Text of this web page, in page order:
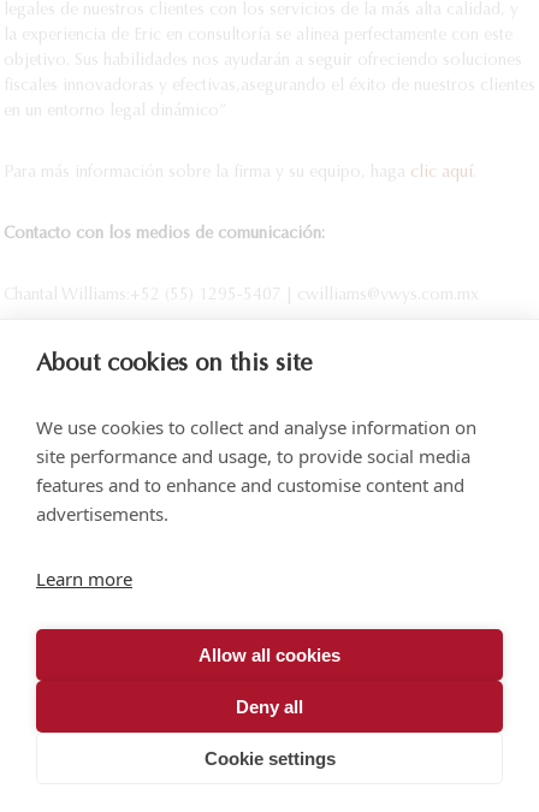
legales de nuestros clientes con los servicios de la más alta calidad, y
la experiencia de Eric en consultoría se alinea perfectamente con este
objetivo. Sus habilidades nos ayudarán a seguir ofreciendo soluciones
fiscales innovadoras y efectivas,asegurando el éxito de nuestros clientes
en un entorno legal dinámico”
Para más información sobre la firma y su equipo, haga clic aquí
Contacto con los medios de comunicación:
Chantal Williams:+52 (55) 1295-5407 | cwilliams@vwys.com.mx
Acceso por Calle Arquímedes N.° 10, C.P. 11550, Ciudad de México
© 2026
About cookies on this site
We use cookies to collect and analyse information on
site performance and usage, to provide social media
features and to enhance and customise content and
advertisements.
Learn more
Allow all cookies
Deny all
Cookie settings